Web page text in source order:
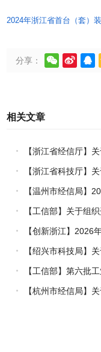
2024年浙江省首台（套）
分享：   
相关文章
【浙江省经信厅】
能竞赛的通知
【浙江省科技厅】
的通知【温州市经信局】
【工信部】关于组
企业推荐工作的通知
【创新浙江】2026
究专项（试点）项目指
【绍兴市科技局】
报工作的通知
【工信部】第六批
报工作启动
【杭州市经信局】